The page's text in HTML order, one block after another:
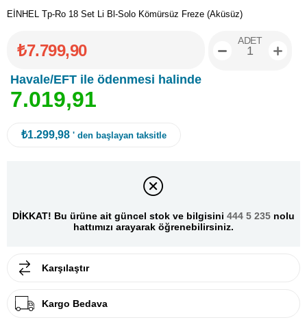
EİNHEL Tp-Ro 18 Set Li Bl-Solo Kömürsüz Freze (Aküsüz)
₺7.799,90
Havale/EFT ile ödenmesi halinde
7.019,91
ADET
₺1.299,98 ' den başlayan taksitle
DİKKAT! Bu ürüne ait güncel stok ve bilgisini 444 5 235 nolu
hattımızı arayarak öğrenebilirsiniz.
Karşılaştır
Kargo Bedava